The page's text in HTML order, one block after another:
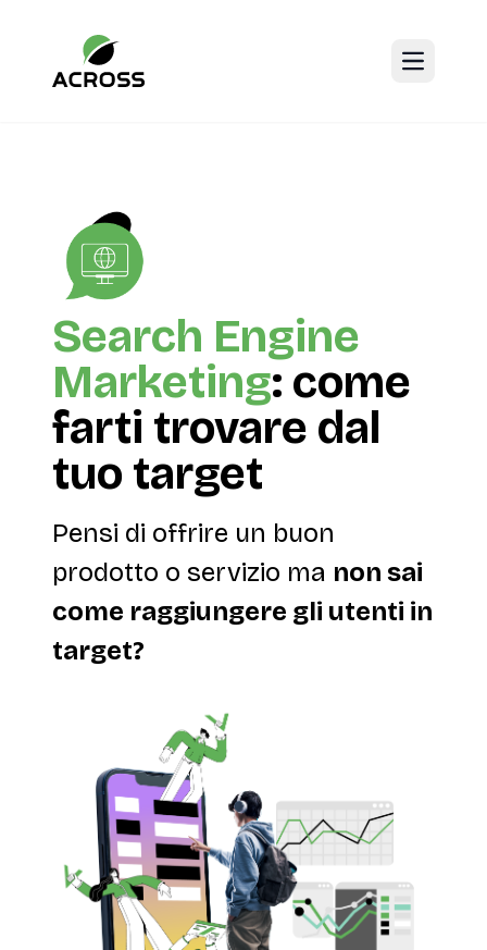
Open
Search Engine
Marketing: come
farti trovare dal
tuo target
Pensi di offrire un buon
prodotto o servizio ma non sai
come raggiungere gli utenti in
target?